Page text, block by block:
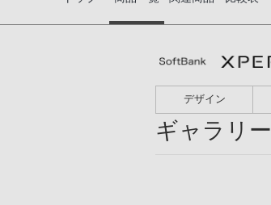
デザイン
ギャラリー